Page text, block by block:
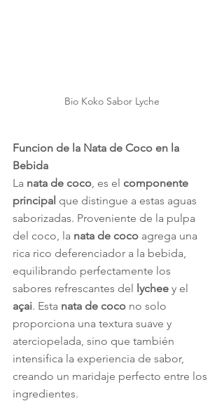
Bio Koko Sabor Lyche
Funcion de la Nata de Coco en la
Bebida
La nata de coco , es el componente
principal que distingue a estas aguas
saborizadas. Proveniente de la pulpa
del coco, la nata de coco agrega una
rica rico deferenciador a la bebida,
equilibrando perfectamente los
sabores refrescantes del lychee y el
açai. Esta nata de coco no solo
proporciona una textura suave y
aterciopelada, sino que también
intensifica la experiencia de sabor,
creando un maridaje perfecto entre los
ingredientes.